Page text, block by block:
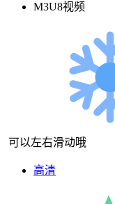
M3U8视频
可以左右滑动哦
高清